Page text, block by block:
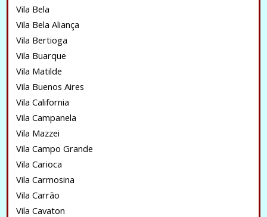
Vila Bela
Vila Bela Aliança
Vila Bertioga
Vila Buarque
Vila Matilde
Vila Buenos Aires
Vila California
Vila Campanela
Vila Mazzei
Vila Campo Grande
Vila Carioca
Vila Carmosina
Vila Carrão
Vila Cavaton